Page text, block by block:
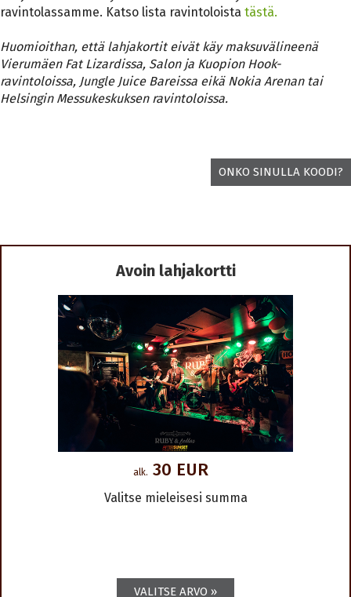
ravintolassamme. Katso lista ravintoloista tästä.
Huomioithan, että lahjakortit eivät käy maksuvälineenä
Vierumäen Fat Lizardissa, Salon ja Kuopion Hook-
ravintoloissa, Jungle Juice Bareissa eikä Nokia Arenan tai
Helsingin Messukeskuksen ravintoloissa.
ONKO SINULLA KOODI?
Avoin lahjakortti
alk. 30 EUR
Valitse mieleisesi summa